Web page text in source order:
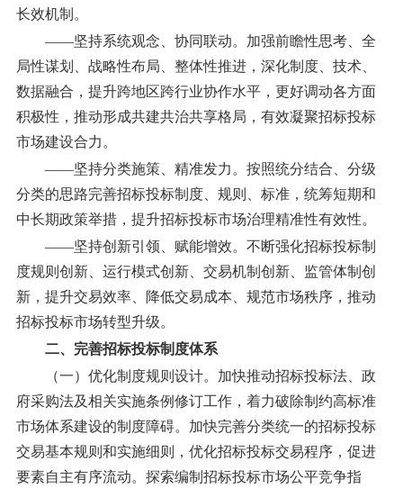
长效机制。
——坚持系统观念、协同联动。 加强前瞻性思考、全
局性谋划、战略性布局、整体性推进，深化制度、技术、
数据融合，提升跨地区跨行业协作水平，更好调动各方面
积极性，推动形成共建共治共享格局，有效凝聚招标投标
市场建设合力。
——坚持分类施策、精准发力。 按照统分结合、分级
分类的思路完善招标投标制度、规则、标准，统筹短期和
中长期政策举措，提升招标投标市场治理精准性有效性。
——坚持创新引领、赋能增效。 不断强化招标投标制
度规则创新、运行模式创新、交易机制创新、监管体制创
新，提升交易效率、降低交易成本、规范市场秩序，推动
招标投标市场转型升级。
二、完善招标投标制度体系
（一）优化制度规则设计。 加快推动招标投标法、政
府采购法及相关实施条例修订工作，着力破除制约高标准
市场体系建设的制度障碍。加快完善分类统一的招标投标
交易基本规则和实施细则，优化招标投标交易程序，促进
要素自主有序流动。探索编制招标投标市场公平竞争指